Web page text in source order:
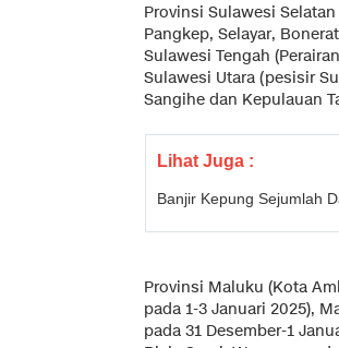
Provinsi Sulawesi
Pangkep, Selayar,
Sulawesi Tengah
Sulawesi Utara (pesisir
Sangihe dan Kepulauan
Lihat Juga :
Banjir Kepung Sejumlah
Provinsi Maluku (Kota
pada 1-3 Januari 2025),
pada 31 Desember-1